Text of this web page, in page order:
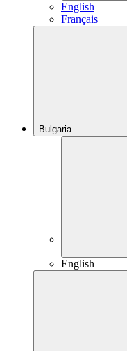
English
Français
Bulgaria
English